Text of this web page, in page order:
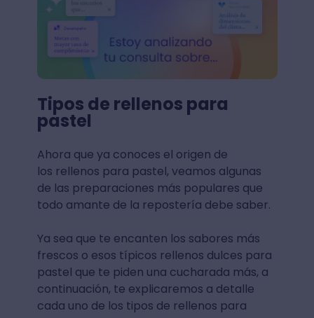
Tipos de rellenos para
pastel
Ahora que ya conoces el origen de
los rellenos para pastel, veamos algunas
de las preparaciones más populares que
todo amante de la repostería debe saber.
Ya sea que te encanten los sabores más
frescos o esos típicos rellenos dulces para
pastel que te piden una cucharada más, a
continuación, te explicaremos a detalle
cada uno de los tipos de rellenos para